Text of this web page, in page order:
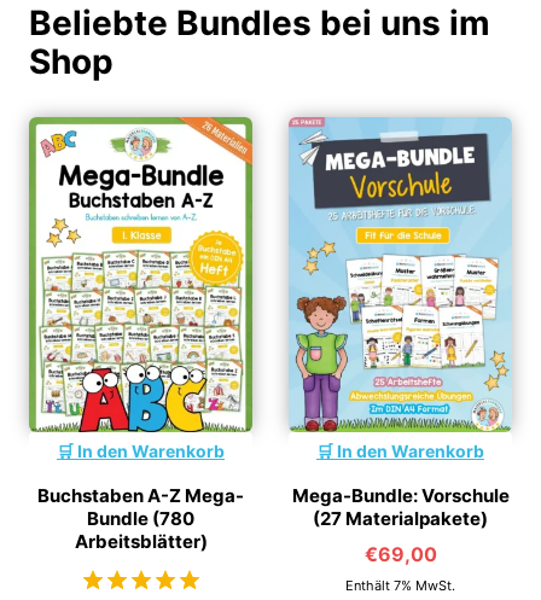
Beliebte Bundles bei uns im
Shop
In den Warenkorb
Buchstaben A-Z Mega-
Bundle (780
Arbeitsblätter)
In den Warenkorb
Mega-Bundle: Vorschule
(27 Materialpakete)
€69,00
Enthält 7% MwSt.